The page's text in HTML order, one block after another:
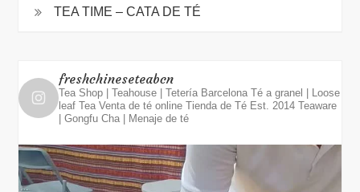
TEA TIME – CATA DE TÉ
freshchineseteabcn
Tea Shop | Teahouse | Tetería Barcelona Té a granel | Loose
leaf Tea Venta de té online Tienda de Té Est. 2014 Teaware
| Gongfu Cha | Menaje de té